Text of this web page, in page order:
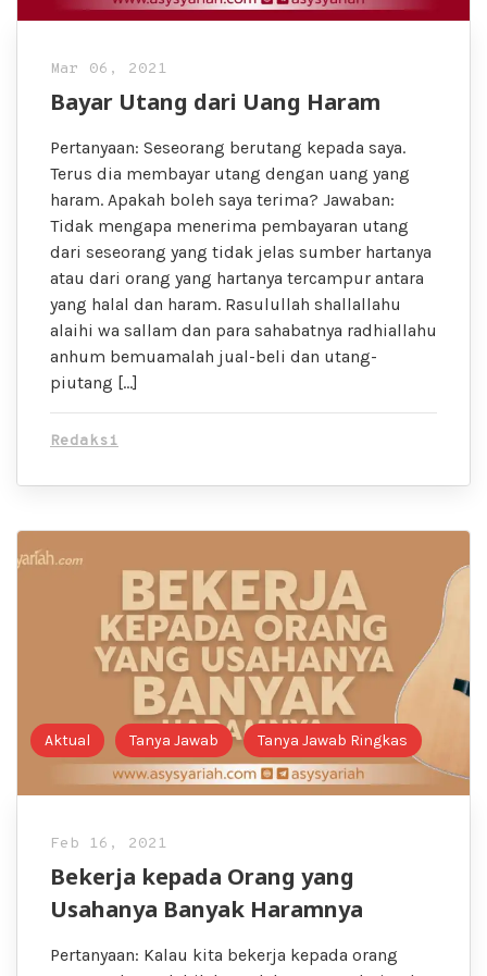
Mar 06, 2021
Bayar Utang dari Uang Haram
Pertanyaan: Seseorang berutang kepada saya.
Terus dia membayar utang dengan uang yang
haram. Apakah boleh saya terima? Jawaban:
Tidak mengapa menerima pembayaran utang
dari seseorang yang tidak jelas sumber hartanya
atau dari orang yang hartanya tercampur antara
yang halal dan haram. Rasulullah shallallahu
alaihi wa sallam dan para sahabatnya radhiallahu
anhum bemuamalah jual-beli dan utang-
piutang […]
Redaksi
Aktual Tanya Jawab Tanya Jawab Ringkas
Feb 16, 2021
Bekerja kepada Orang yang
Usahanya Banyak Haramnya
Pertanyaan: Kalau kita bekerja kepada orang